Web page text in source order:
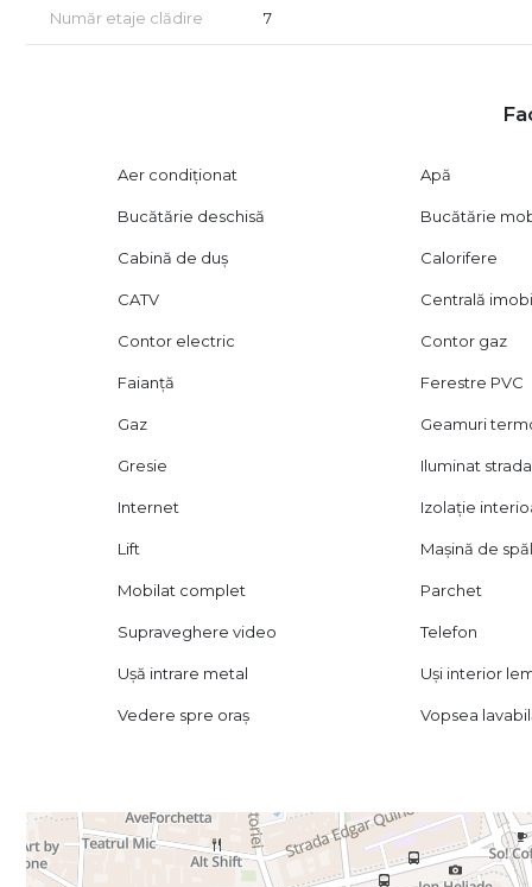
Număr etaje clădire 7
Aer condiționat Apă
Bucătărie deschisă Bucătărie
Cabină de duș Calorifere
CATV Centrală
Contor electric Contor gaz
Faianță Ferestre PVC
Gaz Geamuri
Gresie Iluminat
Internet Izolație
Lift Mașină de
Mobilat complet Parchet
Supraveghere video Telefon
Ușă intrare metal Uși interior
Vedere spre oraș Vopsea